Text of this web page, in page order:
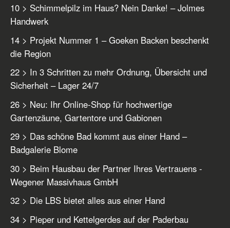
10 > Schimmelpilz im Haus? Nein Danke! – Jolmes
Handwerk
14 > Projekt Nummer 1 – Goeken Backen beschenkt
die Region
22 > In 3 Schritten zu mehr Ordnung, Übersicht und
Sicherheit – Lager 24/7
26 > Neu: Ihr Online-Shop für hochwertige
Gartenzäune, Gartentore und Gabionen
29 > Das schöne Bad kommt aus einer Hand –
Badgalerie Blome
30 > Beim Hausbau der Partner Ihres Vertrauens -
Wegener Massivhaus GmbH
32 > Die LBS bietet alles aus einer Hand
34 > Pieper und Kettelgerdes auf der Paderbau